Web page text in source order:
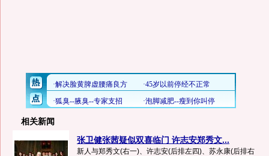
相关新闻
张卫健张茜疑似双喜临门 许志安郑秀文...
新人与郑秀文(右一)、许志安(后排左四)、苏永康(后排右